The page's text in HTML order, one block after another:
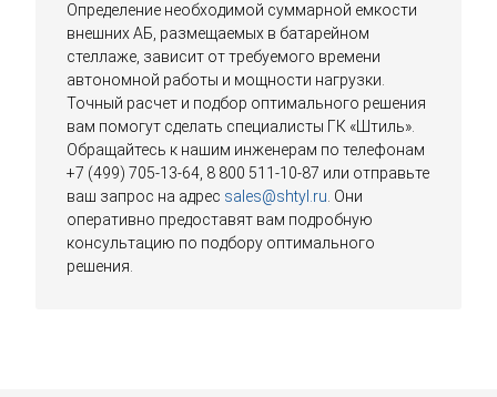
Определение необходимой суммарной емкости
внешних АБ, размещаемых в батарейном
стеллаже, зависит от требуемого времени
автономной работы и мощности нагрузки.
Точный расчет и подбор оптимального решения
вам помогут сделать специалисты ГК «Штиль».
Обращайтесь к нашим инженерам по телефонам
+7 (499) 705-13-64, 8 800 511-10-87 или отправьте
ваш запрос на адрес sales@shtyl.ru. Они
оперативно предоставят вам подробную
консультацию по подбору оптимального
решения.